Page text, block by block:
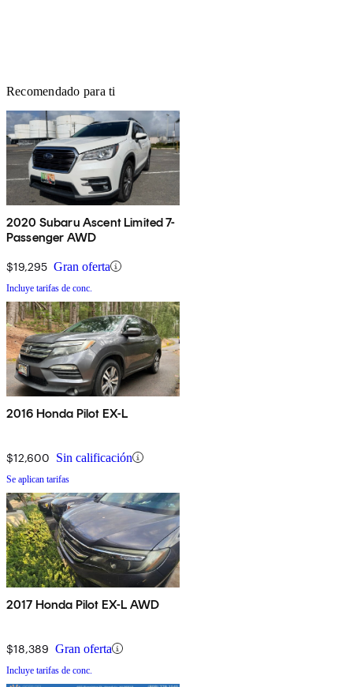
Recomendado para ti
2020 Subaru Ascent Limited 7-
Passenger AWD
$19,295 Gran oferta
Incluye tarifas de conc.
2016 Honda Pilot EX-L
$12,600 Sin calificación
Se aplican tarifas
2017 Honda Pilot EX-L AWD
$18,389 Gran oferta
Incluye tarifas de conc.